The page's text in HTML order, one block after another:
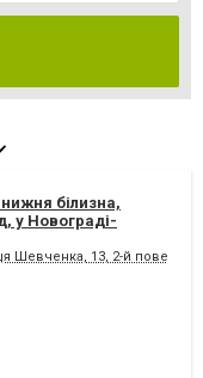
білизна,
у Новограді-
Шевченка, 13, 2-й поверх